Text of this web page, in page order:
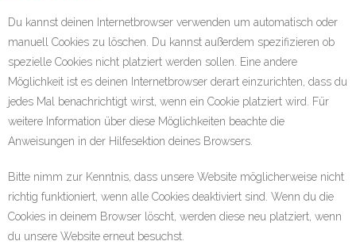
Du kannst deinen Internetbrowser verwenden um automatisch oder
manuell Cookies zu löschen. Du kannst außerdem spezifizieren ob
spezielle Cookies nicht platziert werden sollen. Eine andere
Möglichkeit ist es deinen Internetbrowser derart einzurichten, dass du
jedes Mal benachrichtigt wirst, wenn ein Cookie platziert wird. Für
weitere Information über diese Möglichkeiten beachte die
Anweisungen in der Hilfesektion deines Browsers.
Bitte nimm zur Kenntnis, dass unsere Website möglicherweise nicht
richtig funktioniert, wenn alle Cookies deaktiviert sind. Wenn du die
Cookies in deinem Browser löscht, werden diese neu platziert, wenn
du unsere Website erneut besuchst.